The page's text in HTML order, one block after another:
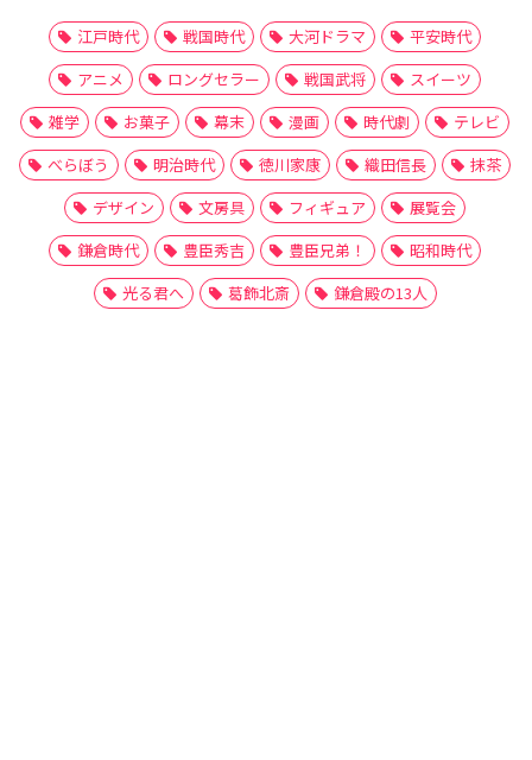
江戸時代 戦国時代 大河ドラマ
平安時代
アニメ
ロングセラー 戦国武将
スイーツ
雑学
お菓子 幕末 漫画 時代劇
テレビ
べらぼう
明治時代 徳川家康 織田信長
抹茶
デザイン
文房具 フィギュア
展覧会
鎌倉時代
豊臣秀吉 豊臣兄弟！
昭和時代
光る君へ
葛飾北斎 鎌倉殿の13人